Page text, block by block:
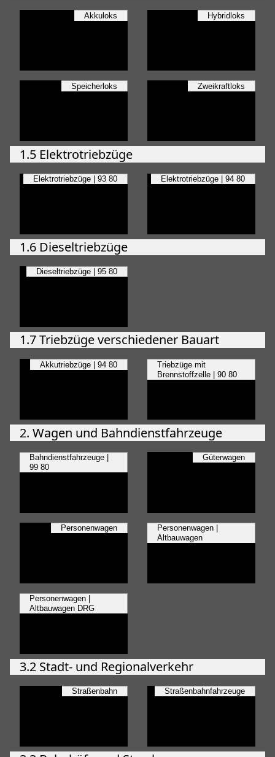
Akkuloks Hybridloks
Speicherloks Zweikraftloks
1.5 Elektrotriebzüge
Elektrotriebzüge | 93 80 Elektrotriebzüge | 94 80
1.6 Dieseltriebzüge
Dieseltriebzüge | 95 80
1.7 Triebzüge verschiedener Bauart
Akkutriebzüge | 94 80
Triebzüge mit
Brennstoffzelle | 90 80
2. Wagen und Bahndienstfahrzeuge
Bahndienstfahrzeuge |
99 80
Güterwagen
Personenwagen
Personenwagen |
Altbauwagen
Personenwagen |
Altbauwagen DRG
3.2 Stadt- und Regionalverkehr
Straßenbahn Straßenbahnfahrzeuge